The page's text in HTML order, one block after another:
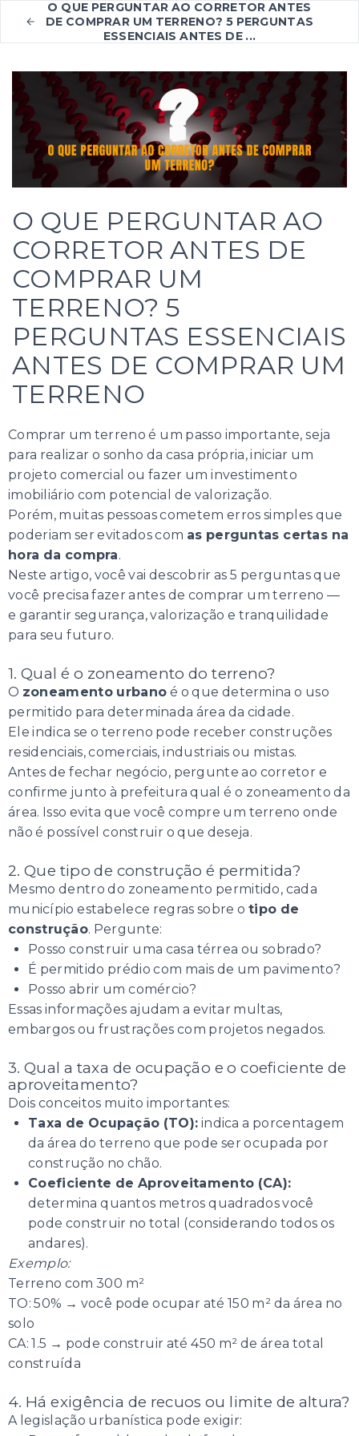
O QUE PERGUNTAR AO CORRETOR ANTES
DE COMPRAR UM TERRENO? 5 PERGUNTAS
ESSENCIAIS ANTES DE ...
O QUE PERGUNTAR AO
CORRETOR ANTES DE
COMPRAR UM
TERRENO? 5
PERGUNTAS ESSENCIAIS
ANTES DE COMPRAR UM
TERRENO
Comprar um terreno é um passo importante, seja
para realizar o sonho da casa própria, iniciar um
projeto comercial ou fazer um investimento
imobiliário com potencial de valorização.
Porém, muitas pessoas cometem erros simples que
poderiam ser evitados com as perguntas certas na
hora da compra.
Neste artigo, você vai descobrir as 5 perguntas que
você precisa fazer antes de comprar um terreno —
e garantir segurança, valorização e tranquilidade
para seu futuro.
1. Qual é o zoneamento do terreno?
O zoneamento urbano é o que determina o uso
permitido para determinada área da cidade.
Ele indica se o terreno pode receber construções
residenciais, comerciais, industriais ou mistas.
Antes de fechar negócio, pergunte ao corretor e
confirme junto à prefeitura qual é o zoneamento da
área. Isso evita que você compre um terreno onde
não é possível construir o que deseja.
2. Que tipo de construção é permitida?
Mesmo dentro do zoneamento permitido, cada
município estabelece regras sobre otipo de
construção. Pergunte:
Posso construir uma casa térrea ou sobrado?
É permitido prédio com mais de um pavimento?
Posso abrir um comércio?
Essas informações ajudam a evitar multas,
embargos ou frustrações com projetos negados.
3. Qual a taxa de ocupação e o coeficiente de
aproveitamento?
Dois conceitos muito importantes:
Taxa de Ocupação (TO): indica a porcentagem
da área do terreno que pode ser ocupada por
construção no chão.
Coeficiente de Aproveitamento (CA):
determina quantos metros quadrados você
pode construir no total (considerando todos os
andares).
Exemplo:
Terreno com 300 m²
TO: 50% → você pode ocupar até 150 m² da área no
solo
CA: 1.5 → pode construir até 450 m² de área total
construída
4. Há exigência de recuos ou limite de altura?
A legislação urbanística pode exigir: